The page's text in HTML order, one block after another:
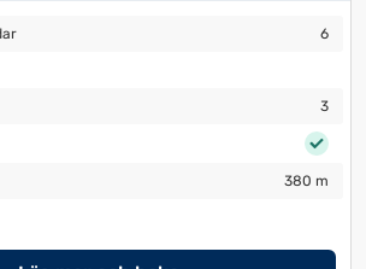
6
3
380 m